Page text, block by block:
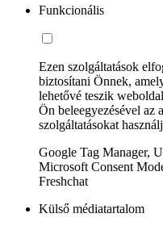
Funkcionális
Ezen szolgáltatások
biztosítani Önnek,
lehetővé teszik
Ön beleegyezésével az
szolgáltatásokat
Google Tag Manager,
Microsoft Consent
Freshchat
Külső médiatartalom